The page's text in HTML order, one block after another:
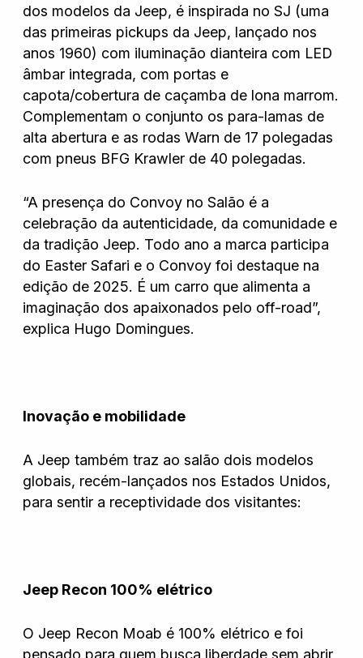
dos modelos da Jeep, é inspirada no SJ (uma
das primeiras pickups da Jeep, lançado nos
anos 1960) com iluminação dianteira com LED
âmbar integrada, com portas e
capota/cobertura de caçamba de lona marrom.
Complementam o conjunto os para-lamas de
alta abertura e as rodas Warn de 17 polegadas
com pneus BFG Krawler de 40 polegadas.
“A presença do Convoy no Salão é a
celebração da autenticidade, da comunidade e
da tradição Jeep. Todo ano a marca participa
do Easter Safari e o Convoy foi destaque na
edição de 2025. É um carro que alimenta a
imaginação dos apaixonados pelo off-road”,
explica Hugo Domingues.
Inovação e mobilidade
A Jeep também traz ao salão dois modelos
globais, recém-lançados nos Estados Unidos,
para sentir a receptividade dos visitantes:
Jeep Recon 100% elétrico
O Jeep Recon Moab é 100% elétrico e foi
pensado para quem busca liberdade sem abrir